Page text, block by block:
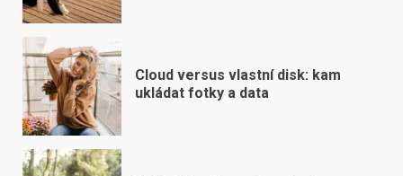
Cloud versus vlastní disk: kam
ukládat fotky a data